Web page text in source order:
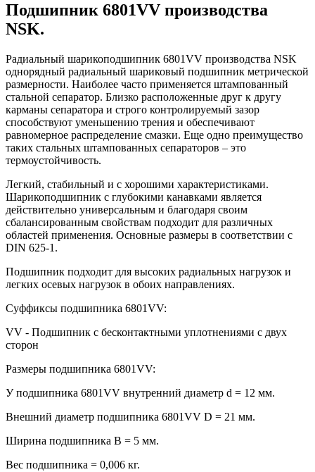
Подшипник 6801VV производства
NSK.
Радиальный шарикоподшипник 6801VV производства NSK
однорядный радиальный шариковый подшипник метрической
размерности. Наиболее часто применяется штампованный
стальной сепаратор. Близко расположенные друг к другу
карманы сепаратора и строго контролируемый зазор
способствуют уменьшению трения и обеспечивают
равномерное распределение смазки. Еще одно преимущество
таких стальных штампованных сепараторов – это
термоустойчивость.
Легкий, стабильный и с хорошими характеристиками.
Шарикоподшипник с глубокими канавками является
действительно универсальным и благодаря своим
сбалансированным свойствам подходит для различных
областей применения. Основные размеры в соответствии с
DIN 625-1.
Подшипник подходит для высоких радиальных нагрузок и
легких осевых нагрузок в обоих направлениях.
Суффиксы подшипника 6801VV:
VV - Подшипник с бесконтактными уплотнениями с двух
сторон
Размеры подшипника 6801VV:
У подшипника 6801VV внутренний диаметр d = 12 мм.
Внешний диаметр подшипника 6801VV D = 21 мм.
Ширина подшипника B = 5 мм.
Вес подшипника = 0,006 кг.